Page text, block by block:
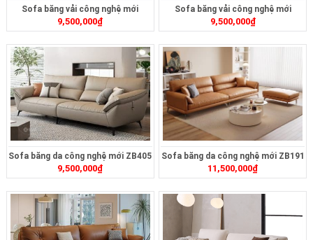
Sofa băng vải công nghệ mới
ZB411
9,500,000₫
Sofa băng vải công nghệ mới
ZB408
9,500,000₫
Sofa băng da công nghệ mới ZB405
9,500,000₫
Sofa băng da công nghệ mới ZB191
11,500,000₫